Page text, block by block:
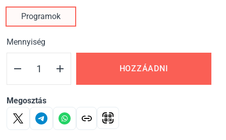
Programok
Mennyiség
HOZZÁADNI
Megosztás